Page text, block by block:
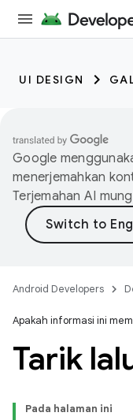
UI DESIGN
Google
menerjemahkan
Terjemahan AI
Android Developers
Apakah informasi ini
Tarik
Pada halaman ini